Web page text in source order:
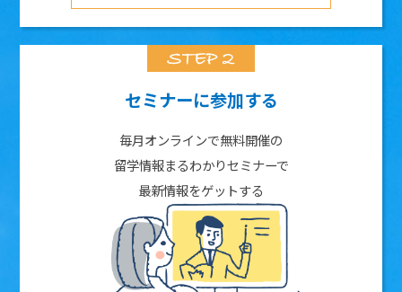
セミナーに参加する
毎月オンラインで無料開催の
留学情報まるわかりセミナーで
最新情報をゲットする